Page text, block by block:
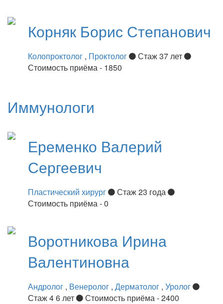
Корняк Борис Степанович
Колопроктолог , Проктолог
Стаж 37 лет
Стоимость приёма - 1850
Иммунологи
Еременко Валерий
Сергеевич
Пластический хирург
Стаж 23 года
Стоимость приёма - 0
Воротникова Ирина
Валентиновна
Андролог , Венеролог , Дерматолог , Уролог
Стаж 4 6 лет
Стоимость приёма - 2400